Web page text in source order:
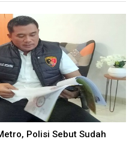
Polisi Sebut Sudah